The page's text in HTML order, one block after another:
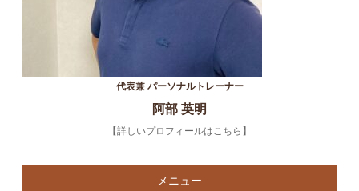
代表兼 パーソナルトレーナー
阿部 英明
【詳しいプロフィールはこちら】
メニュー